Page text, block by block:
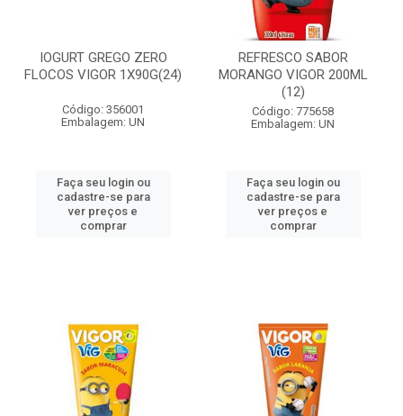
IOGURT GREGO ZERO
FLOCOS VIGOR 1X90G(24)
Código: 356001
Embalagem: UN
Faça seu login ou
cadastre-se para
ver preços e
comprar
REFRESCO SABOR
MORANGO VIGOR 200ML
(12)
Código: 775658
Embalagem: UN
Faça seu login ou
cadastre-se para
ver preços e
comprar